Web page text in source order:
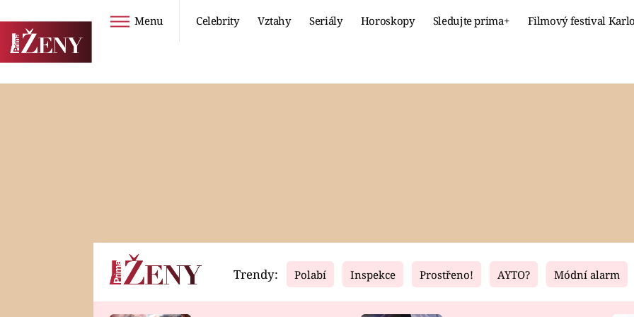
Menu Celebrity Vztahy Seriály Horoskopy Sledujte prima+ Filmový festival
Horoskopy Video Fresh Living
Trendy: Polabí Inspekce Prostřeno! AYTO? Módní alarm